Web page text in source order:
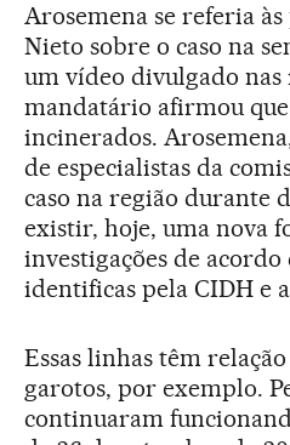
Arosemena se referia às
Nieto sobre o caso na
um vídeo divulgado nas
mandatário afirmou
incinerados.
de especialistas da
caso na região durante
existir, hoje, uma nova
investigações de acordo
identificas pela CIDH e a
Essas linhas têm
garotos, por exemplo.
continuaram